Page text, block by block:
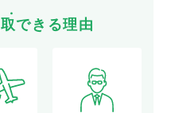
取できる理由